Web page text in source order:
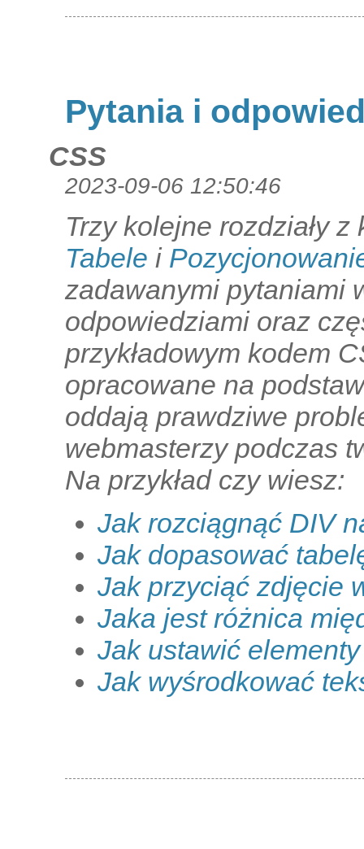
Pytania i
CSS
2023-09-06 12:50:46
Trzy kolejne rozdziały
Tabele i
zadawanymi pytaniami
odpowiedziami oraz
przykładowym kodem
opracowane na
oddają prawdziwe
webmasterzy podczas
Na przykład czy wiesz:
Jak rozciągnąć DIV
Jak dopasować
Jak przyciąć zdjęcie
Jaka jest różnica
Jak ustawić
Jak wyśrodkować